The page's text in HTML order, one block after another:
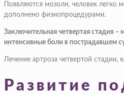
Появляются мозоли, человек
дополнено физиопроцедурами.
Заключительная четвертая стадия
интенсивные боли в пострадавшем
Лечение артроза четвертой стадии,
Развитие